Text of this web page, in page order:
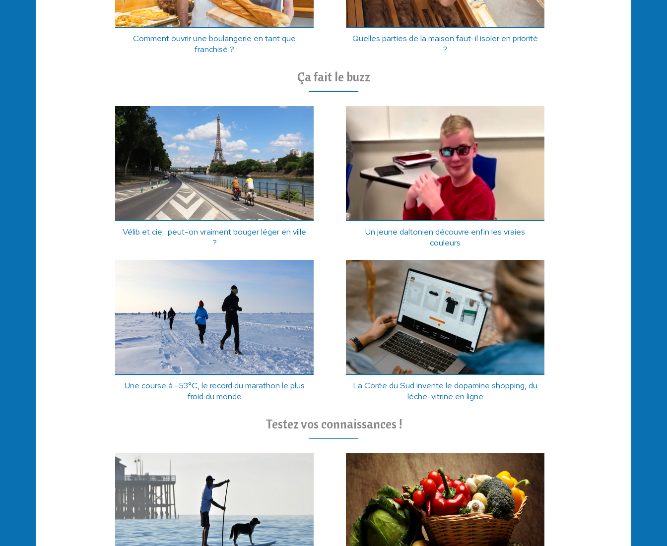
Comment ouvrir une boulangerie en tant que
franchisé ?
Quelles parties de la maison faut-il isoler en priorité
?
Ça fait le buzz
Vélib et cie : peut-on vraiment bouger léger en ville
?
Un jeune daltonien découvre enfin les vraies
couleurs
Une course à -53°C, le record du marathon le plus
froid du monde
La Corée du Sud invente le dopamine shopping, du
lèche-vitrine en ligne
Testez vos connaissances !